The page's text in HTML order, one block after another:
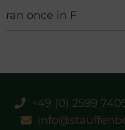
ran once in F
+49 (0) 2599